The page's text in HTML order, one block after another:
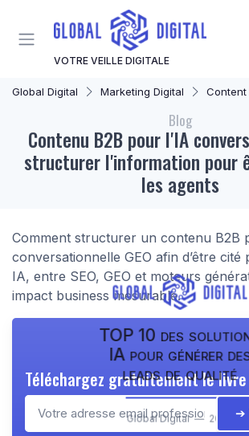
VOTRE VEILLE DIGITALE
Global Digital Marketing Digital Content
Blog
Contenu B2B pour l'IA
structurer l'information pour
les agents
Comment structurer un contenu B2B
conversationnelle GEO afin d’être cité
IA, entre SEO, GEO et moteurs
impact business mesurable.
TOP 10 des
IA pour générer
leads de qualité
Global Digital — 2026
Téléchargez gratuitement le
➔
Panneau de gestion des cookies